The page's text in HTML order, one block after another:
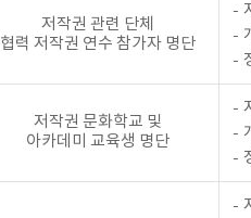
저작권 관련 단체
협력 저작권 연수 참가자 명단
저작권 문화학교 및
아카데미 교육생 명단